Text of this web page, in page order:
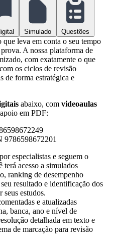
Simulado Questões
que leva em conta o seu tempo
A nossa plataforma de
com exatamente o que
os ciclos de revisão
de forma estratégica e
abaixo, com videoaulas
em PDF:
9786598672201
especialistas e seguem o
terá acesso a simulados
ranking de desempenho
resultado e identificação dos
seus estudos.
e atualizadas
banca, ano e nível de
detalhada em texto e
de marcação para revisão